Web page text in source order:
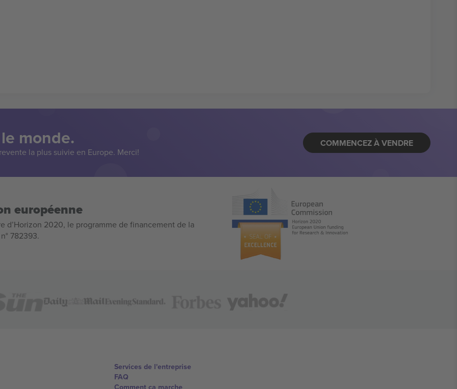
monde.
la plus suivie en Europe. Merci!
COMMENCEZ À VENDRE
européenne
d’Horizon 2020, le programme de financement de la
782393.
Services de l'entreprise
FAQ
Comment ça marche